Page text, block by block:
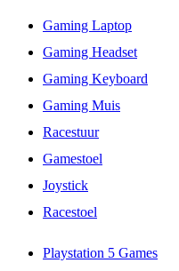
Gaming Laptop
Gaming Headset
Gaming Keyboard
Gaming Muis
Racestuur
Gamestoel
Joystick
Racestoel
Playstation 5 Games